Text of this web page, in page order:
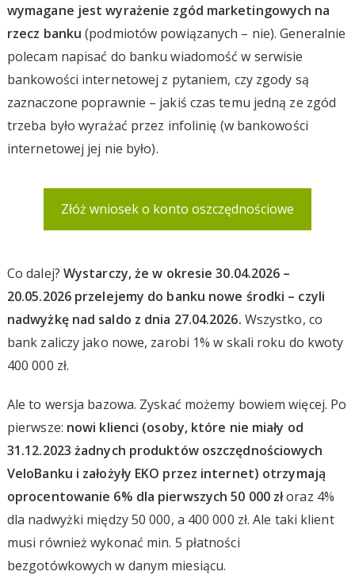
wymagane jest wyrażenie zgód marketingowych na
rzecz banku (podmiotów powiązanych – nie). Generalnie
polecam napisać do banku wiadomość w serwisie
bankowości internetowej z pytaniem, czy zgody są
zaznaczone poprawnie – jakiś czas temu jedną ze zgód
trzeba było wyrażać przez infolinię (w bankowości
internetowej jej nie było).
Złóż wniosek o konto oszczędnościowe
Co dalej? Wystarczy, że w okresie 30.04.2026 –
20.05.2026 przelejemy do banku nowe środki – czyli
nadwyżkę nad saldo z dnia 27.04.2026. Wszystko, co
bank zaliczy jako nowe, zarobi 1% w skali roku do kwoty
400 000 zł.
Ale to wersja bazowa. Zyskać możemy bowiem więcej. Po
pierwsze: nowi klienci (osoby, które nie miały od
31.12.2023 żadnych produktów oszczędnościowych
VeloBanku i założyły EKO przez internet) otrzymają
oprocentowanie 6% dla pierwszych 50 000 złoraz 4%
dla nadwyżki między 50 000, a 400 000 zł. Ale taki klient
musi również wykonać min. 5 płatności
bezgotówkowych w danym miesiącu.